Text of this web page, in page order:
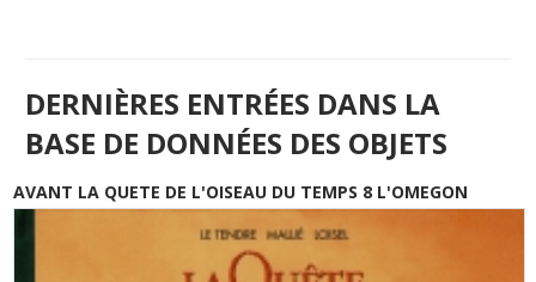
DERNIÈRES ENTRÉES DANS LA
BASE DE DONNÉES DES OBJETS
AVANT LA QUETE DE L'OISEAU DU TEMPS 8 L'OMEGON